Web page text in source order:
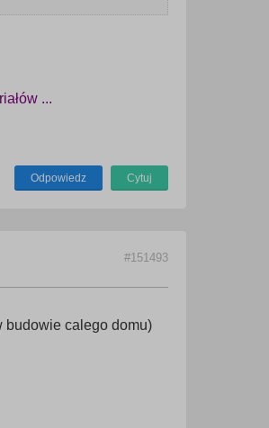
...
Odpowiedz Cytuj
#151493
budowie calego domu)